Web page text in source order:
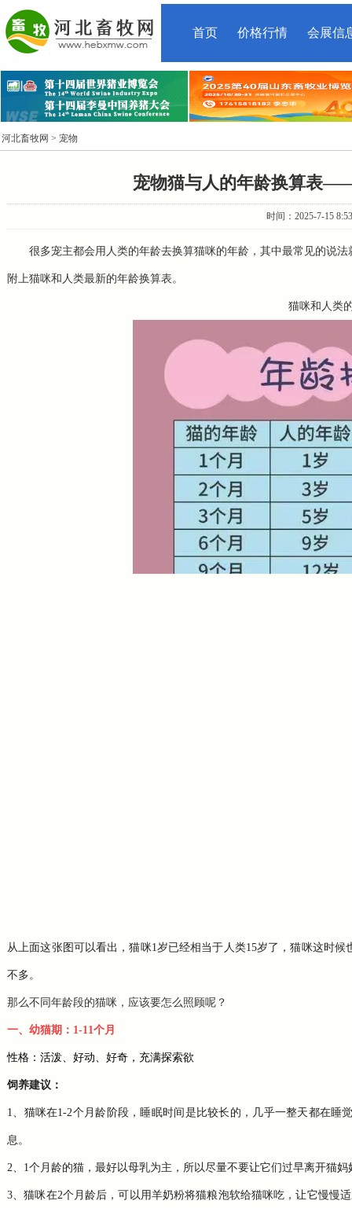
首页 价格行情 会展信
河北畜牧网 > 宠物
宠物猫与人的年龄换算表
时间：2025-7-15
很多宠主都会用人类的年龄去换算猫咪的年龄，其中最常见的说
附上猫咪和人类最新的年龄换算表。
猫咪和人类
从上面这张图可以看出，猫咪1岁已经相当于人类15岁了，猫咪这时
不多。
那么不同年龄段的猫咪，应该要怎么照顾呢？
一、幼猫期：1-11个月
性格：活泼、好动、好奇，充满探索欲
饲养建议：
1、猫咪在1-2个月龄阶段，睡眠时间是比较长的，几乎一整天都在
息。
2、1个月龄的猫，最好以母乳为主，所以尽量不要让它们过早离开猫
3、猫咪在2个月龄后，可以用羊奶粉将猫粮泡软给猫咪吃，让它慢慢